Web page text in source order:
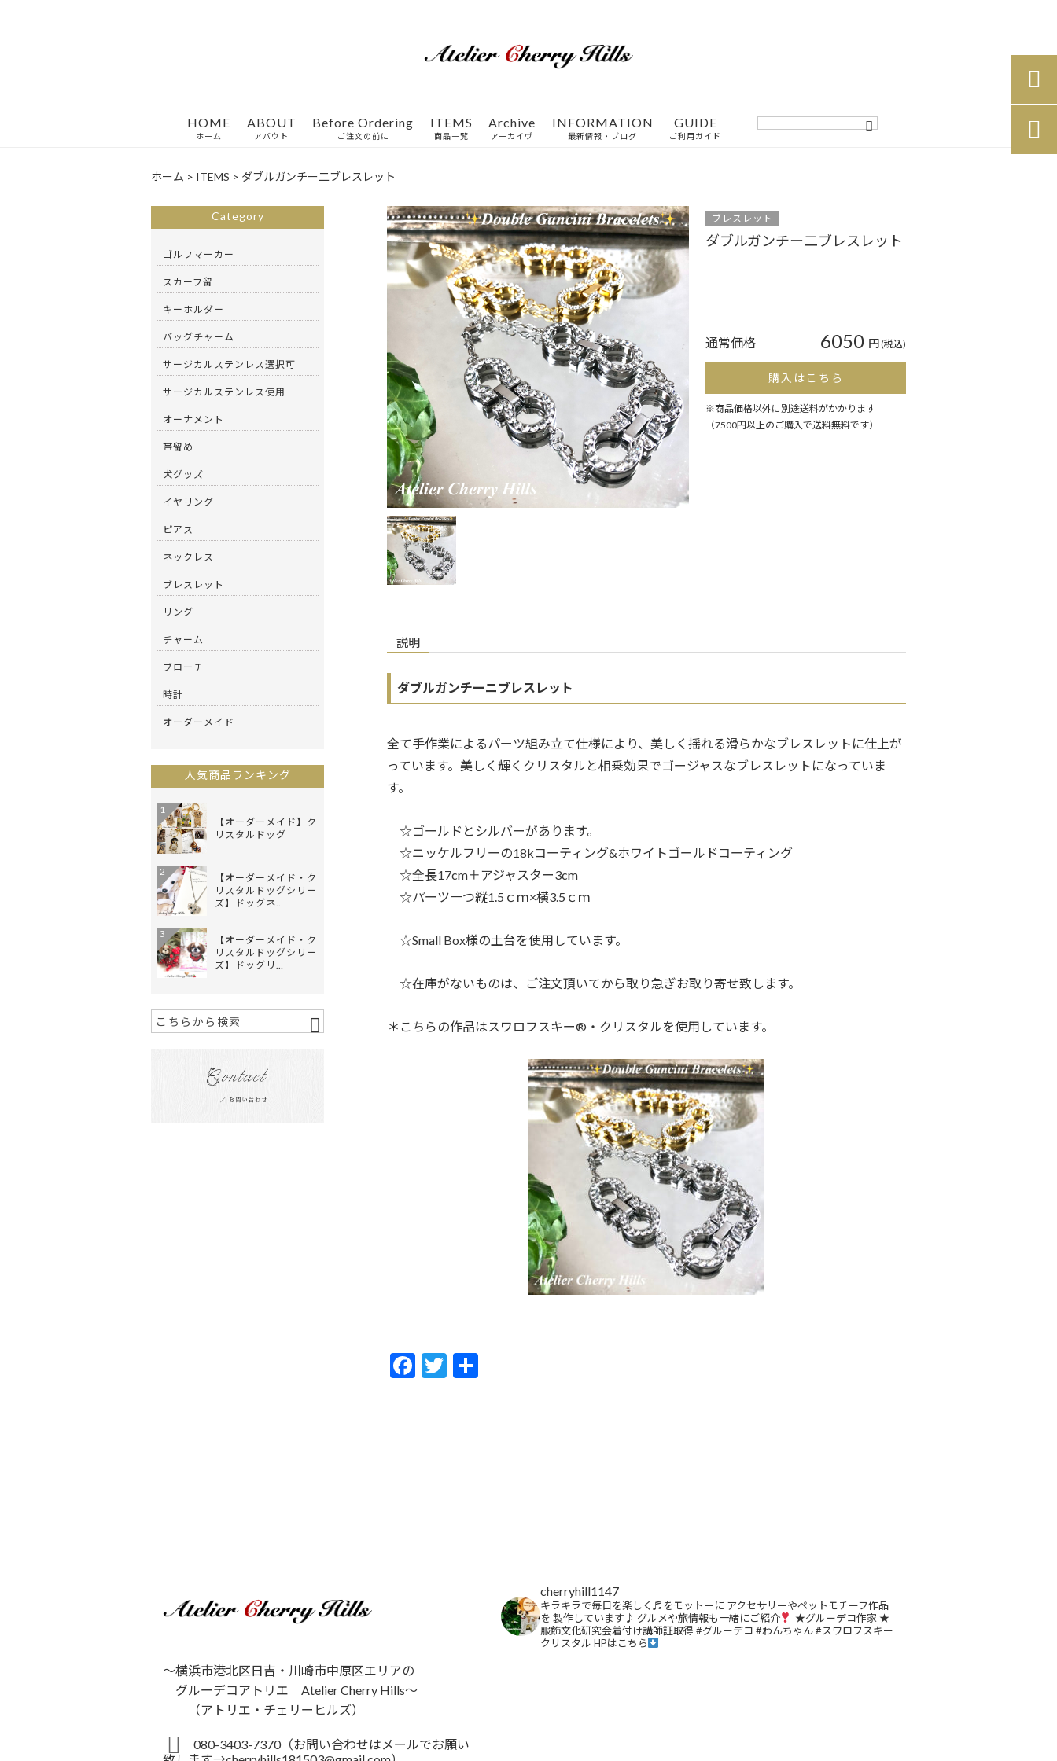
HOME
ホーム
ABOUT
アバウト
Before Ordering
ご注文の前に
ITEMS
商品一覧
Archive
アーカイヴ
INFORMATION
最新情報・ブログ
GUIDE
ご利用ガイド
ホーム > ITEMS > ダブルガンチー二ブレスレット
ブレスレット
ダブルガンチー二ブレスレット
通常価格 6050 円(税込)
購入はこちら
※商品価格以外に別途送料がかかります
（7500円以上のご購入で送料無料です）
説明
ダブルガンチーニブレスレット
全て手作業によるパーツ組み立て仕様により、美しく揺れる滑らかなブレスレットに仕上が
っています。美しく輝くクリスタルと相乗効果でゴージャスなブレスレットになっていま
す。
☆ゴールドとシルバーがあります。
☆ニッケルフリーの18kコーティング&ホワイトゴールドコーティング
☆全長17cm＋アジャスター3cm
☆パーツ一つ縦1.5ｃｍ×横3.5ｃｍ
☆Small Box様の土台を使用しています。
☆在庫がないものは、ご注文頂いてから取り急ぎお取り寄せ致します。
＊こちらの作品はスワロフスキー®︎・クリスタルを使用しています。
F
T
Category
ゴルフマーカー
スカーフ留
キーホルダー
バッグチャーム
サージカルステンレス選択可
サージカルステンレス使用
オーナメント
帯留め
犬グッズ
イヤリング
ピアス
ネックレス
ブレスレット
リング
チャーム
ブローチ
時計
オーダーメイド
人気商品ランキング
【オーダーメイド】ク
リスタルドッグ
1
【オーダーメイド・ク
リスタルドッグシリー
ズ】ドッグネ…
2
【オーダーメイド・ク
リスタルドッグシリー
ズ】ドッグリ…
3
～横浜市港北区日吉・川崎市中原区エリアの
グルーデコアトリエ Atelier Cherry Hills～
（アトリエ・チェリーヒルズ）
080-3403-7370（お問い合わせはメールでお願い
cherryhill1147
キラキラで毎日を楽しく♬をモットーに アクセサリーやペットモチーフ作品
を 製作しています♪ グルメや旅情報も一緒にご紹介 ★グルーデコ作家 ★
服飾文化研究会着付け講師証取得 #グルーデコ #わんちゃん#スワロフスキー
クリスタル HPはこちら

